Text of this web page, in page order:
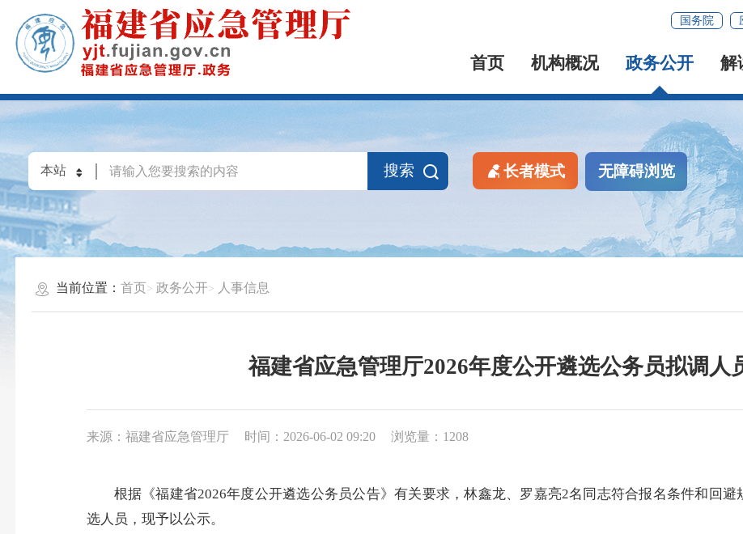
国务院
首页 机构概况 政务公开 解
搜索 长者模式 无障碍浏览
当前位置：首页 政务公开 人事信息
福建省应急管理厅2026年度公开遴选公务员拟调人
来源：福建省应急管理厅 时间：2026-06-02 09:20 浏览量：1208
根据《福建省2026年度公开遴选公务员公告》有关要求，林鑫龙、罗嘉亮2名同志符合报名条件和回
选人员，现予以公示。